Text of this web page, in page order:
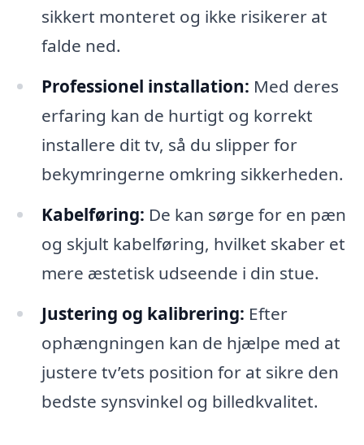
sikkert monteret og ikke risikerer at
falde ned.
Professionel installation: Med deres
erfaring kan de hurtigt og korrekt
installere dit tv, så du slipper for
bekymringerne omkring sikkerheden.
Kabelføring: De kan sørge for en pæn
og skjult kabelføring, hvilket skaber et
mere æstetisk udseende i din stue.
Justering og kalibrering: Efter
ophængningen kan de hjælpe med at
justere tv’ets position for at sikre den
bedste synsvinkel og billedkvalitet.